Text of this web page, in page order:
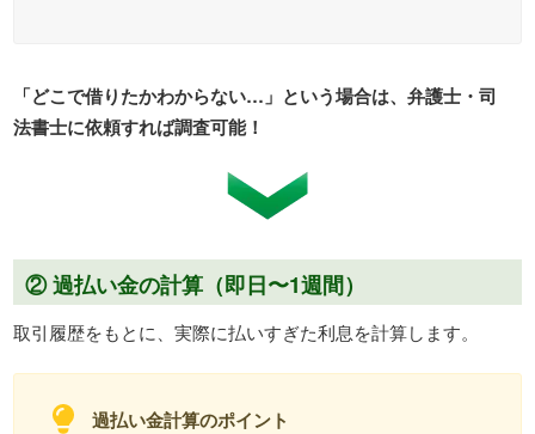
「どこで借りたかわからない…」という場合は、弁護士・司
法書士に依頼すれば調査可能！
② 過払い金の計算（即日〜1週間）
取引履歴をもとに、実際に払いすぎた利息を計算します。
過払い金計算のポイント